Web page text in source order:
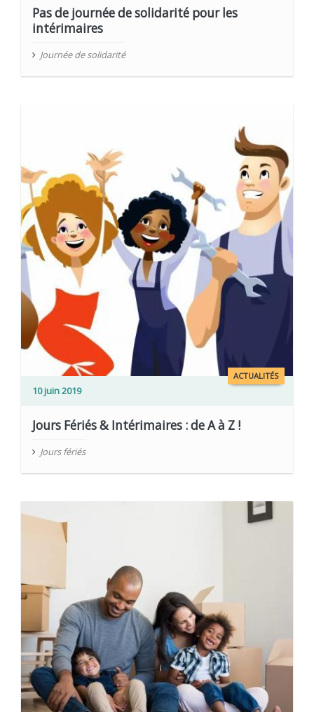
Pas de journée de solidarité pour les
intérimaires
Journée de solidarité
ACTUALITÉS
10 juin 2019
Jours Fériés & Intérimaires : de A à Z !
Jours fériés